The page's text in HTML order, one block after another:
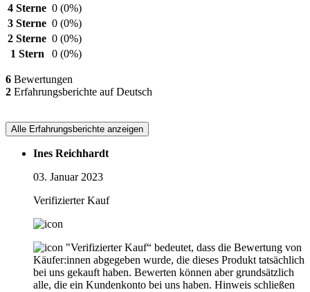
4 Sterne 0 (0%)
3 Sterne 0 (0%)
2 Sterne 0 (0%)
1 Stern
0 (0%)
6 Bewertungen
2 Erfahrungsberichte auf Deutsch
Alle Erfahrungsberichte anzeigen
Ines Reichhardt
03. Januar 2023
Verifizierter Kauf
"Verifizierter Kauf“ bedeutet, dass die Bewertung von
Käufer:innen abgegeben wurde, die dieses Produkt tatsächlich
bei uns gekauft haben. Bewerten können aber grundsätzlich
alle, die ein Kundenkonto bei uns haben. Hinweis schließen